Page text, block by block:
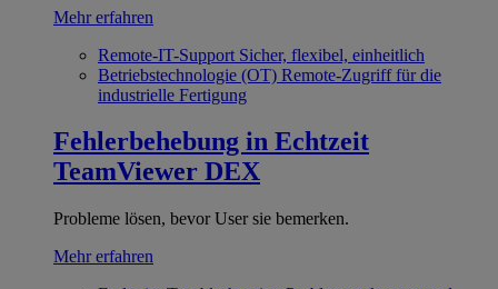
Mehr erfahren
Remote-IT-Support Sicher, flexibel, einheitlich
Betriebstechnologie (OT) Remote-Zugriff für die
industrielle Fertigung
Fehlerbehebung in Echtzeit
TeamViewer DEX
Probleme lösen, bevor User sie bemerken.
Mehr erfahren